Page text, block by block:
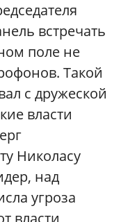
встречать
поле не
Такой
с дружеской
власти
Николасу
над
угроза